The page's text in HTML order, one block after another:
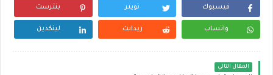
فيسبوك تويتر بنترست
واتساب ريدايت لينكدين
المقال التالي